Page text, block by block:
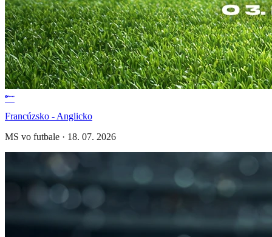
Francúzsko - Anglicko
MS vo futbale · 18. 07. 2026